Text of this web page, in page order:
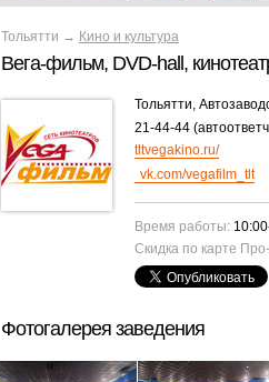
Тольятти → Кино и культура
Вега-фильм, DVD-hall,
Тольятти,
21-44-44
tltvegakino.ru/
vk.com/vegafilm_tlt
Время работы:
Скидка по карте
Фотогалерея заведения